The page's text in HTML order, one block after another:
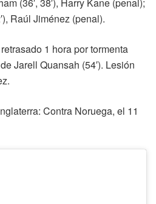
Raúl Jiménez (penal).
1 hora por tormenta
Jarell Quansah (54′). Lesión
Contra Noruega, el 11